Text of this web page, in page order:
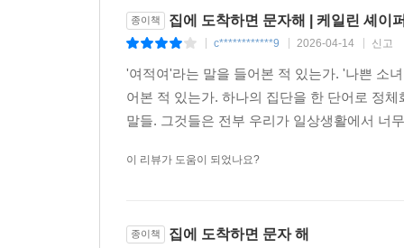
모아 천적을 물리치는 거죠.”
여성에게도 다양한 인간관계가 필요하다
우리 어머니 세대까지 여성들의 일상은 대부분
가구가 전체 가구의 29.9%를 차지했다고 한다.
종이책 집에 도착하면 문자해 | 케일린 셰이
c************9 2026-04-14 신고
'여적여'라는 말을 들어본 적 있는가. '나쁜 소
어본 적 있는가. 하나의 집단을 한 단어로 정
말들. 그것들은 전부 우리가 일상생활에서 너
이 리뷰가 도움이 되었나요?
종이책 집에 도착하면 문자 해